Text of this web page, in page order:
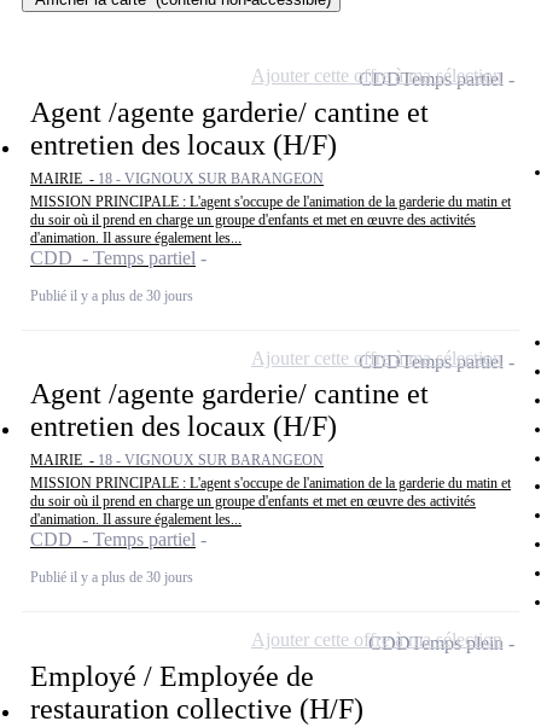
Agent /agente garderie/ cantine et
entretien des locaux (H/F)
MAIRIE - 18 - VIGNOUX SUR BARANGEON
MISSION PRINCIPALE : L'agent s'occupe de l'animation de la garderie du matin et
du soir où il prend en charge un groupe d'enfants et met en œuvre des activités
d'animation. Il assure également les...
CDD - Temps partiel
Publié il y a plus de 30 jours
CDDTemps partiel
Ajouter cette offre à ma sélection
Agent /agente garderie/ cantine et
entretien des locaux (H/F)
MAIRIE - 18 - VIGNOUX SUR BARANGEON
MISSION PRINCIPALE : L'agent s'occupe de l'animation de la garderie du matin et
du soir où il prend en charge un groupe d'enfants et met en œuvre des activités
d'animation. Il assure également les...
CDD - Temps partiel
Publié il y a plus de 30 jours
CDDTemps partiel
Ajouter cette offre à ma sélection
Employé / Employée de
restauration collective (H/F)
CDDTemps plein
Ajouter cette offre à ma sélection